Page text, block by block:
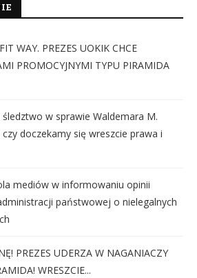
WAY. PREZES UOKIK CHCE
PROMOCYJNYMI TYPU PIRAMIDA
w sprawie Waldemara M.
doczekamy się wreszcie prawa i
mediów w informowaniu opinii
państwowej o nielegalnych
PREZES UDERZA W NAGANIACZY
WRESZCIE...